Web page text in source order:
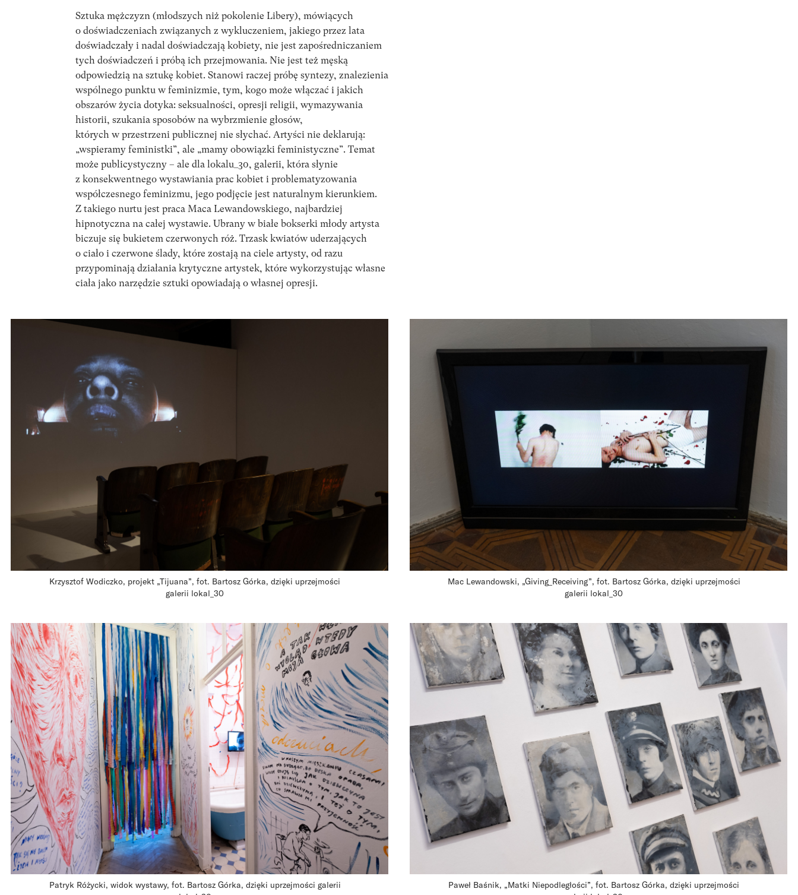
Sztuka mężczyzn (młodszych niż pokolenie Libery), mówiących
o doświadczeniach związanych z wykluczeniem, jakiego przez lata
doświadczały i nadal doświadczają kobiety, nie jest zapośredniczaniem
tych doświadczeń i próbą ich przejmowania. Nie jest też męską
odpowiedzią na sztukę kobiet. Stanowi raczej próbę syntezy, znalezienia
wspólnego punktu w feminizmie, tym, kogo może włączać i jakich
obszarów życia dotyka: seksualności, opresji religii, wymazywania
historii, szukania sposobów na wybrzmienie głosów,
których w przestrzeni publicznej nie słychać. Artyści nie deklarują:
„wspieramy feministki”, ale „mamy obowiązki feministyczne”. Temat
może publicystyczny – ale dla lokalu_30, galerii, która słynie
z konsekwentnego wystawiania prac kobiet i problematyzowania
współczesnego feminizmu, jego podjęcie jest naturalnym kierunkiem.
Z takiego nurtu jest praca Maca Lewandowskiego, najbardziej
hipnotyczna na całej wystawie. Ubrany w białe bokserki młody artysta
biczuje się bukietem czerwonych róż. Trzask kwiatów uderzających
o ciało i czerwone ślady, które zostają na ciele artysty, od razu
przypominają działania krytyczne artystek, które wykorzystując własne
ciała jako narzędzie sztuki opowiadają o własnej opresji.
Krzysztof Wodiczko, projekt „Tijuana”, fot. Bartosz Górka, dzięki uprzejmości
galerii lokal_30
Mac Lewandowski, „Giving_Receiving”, fot. Bartosz Górka, dzięki uprzejmości
galerii lokal_30
Patryk Różycki, widok wystawy, fot. Bartosz Górka, dzięki uprzejmości galerii
Paweł Baśnik, „Matki Niepodległości”, fot. Bartosz Górka, dzięki uprzejmości